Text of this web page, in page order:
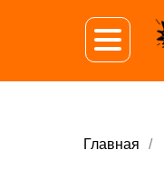
Главная /